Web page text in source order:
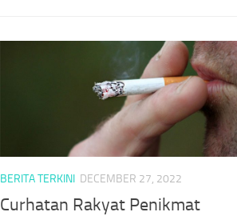
BERITA TERKINI DECEMBER 27, 2022
Curhatan Rakyat Penikmat